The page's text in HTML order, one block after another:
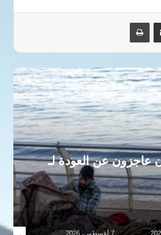
مشاركة عبر البريد طباعة
نازح بـ لبنان عاجزون عن العودة لـ
7 أغسطس، 2026